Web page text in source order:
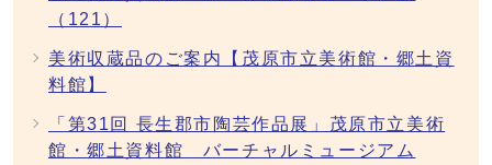
（121）
美術収蔵品のご案内【茂原市立美術館・郷土資
料館】
「第31回 長生郡市陶芸作品展」茂原市立美術
館・郷土資料館 バーチャルミュージアム